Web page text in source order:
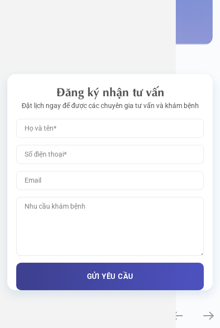
Đăng ký nhận tư vấn
Đặt lịch ngay để được các chuyên gia tư vấn và khám bệnh